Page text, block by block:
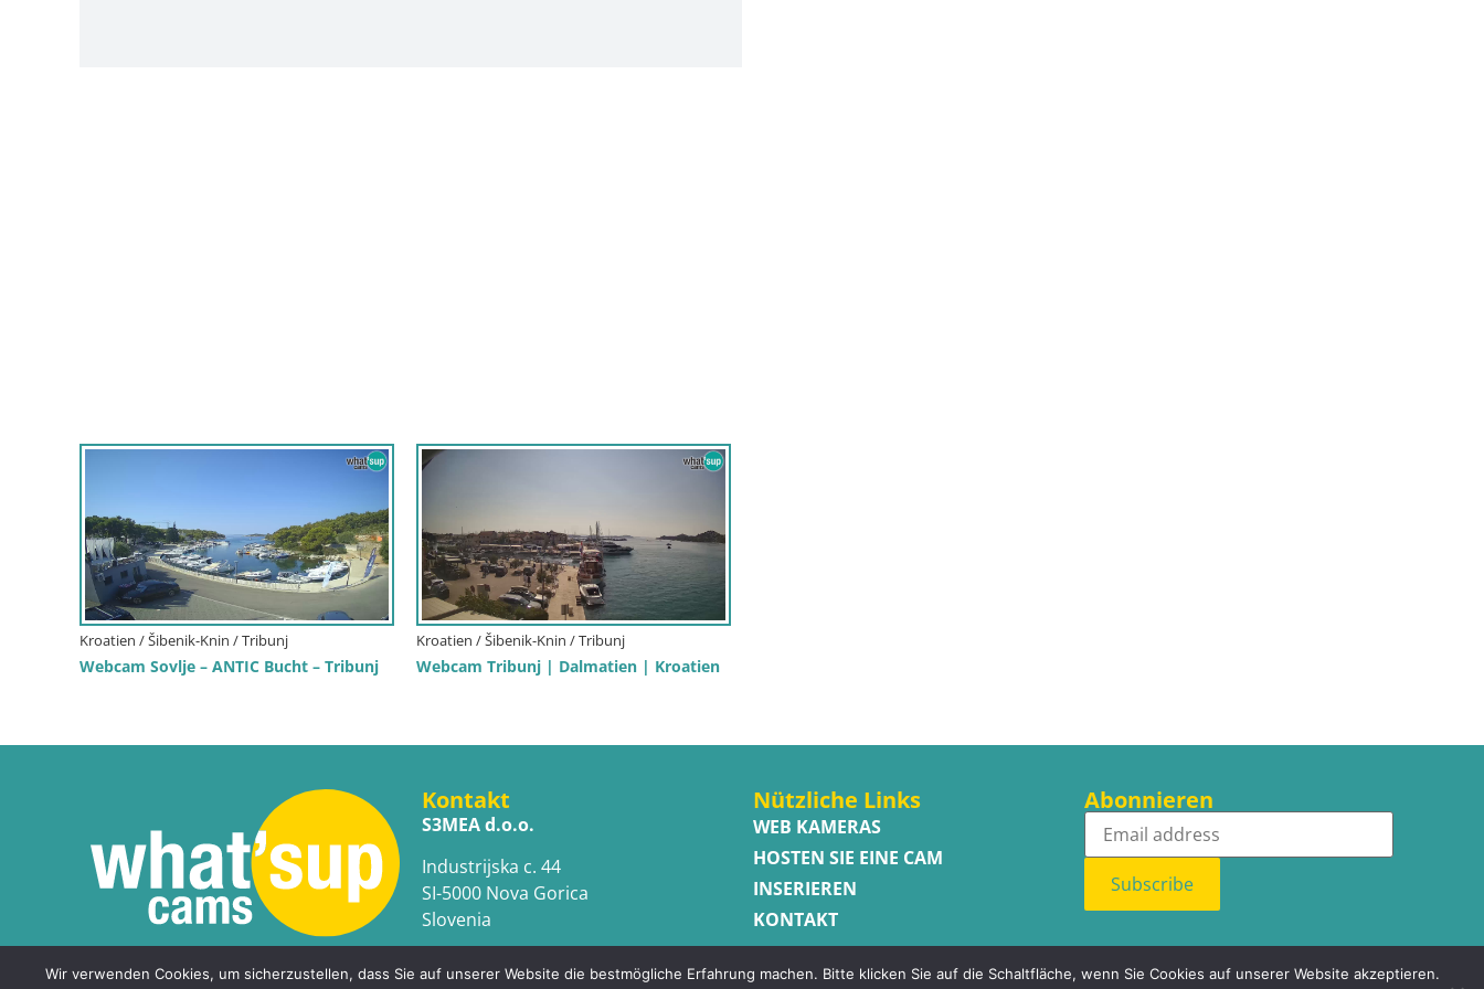
Kroatien / Šibenik-Knin / Tribunj
Webcam Sovlje – ANTIC Bucht – Tribunj
Kroatien / Šibenik-Knin / Tribunj
Webcam Tribunj | Dalmatien | Kroatien
Kontakt
S3MEA d.o.o.
Industrijska c. 44
SI-5000 Nova Gorica
Slovenia
Nützliche Links
WEB KAMERAS
HOSTEN SIE EINE CAM
INSERIEREN
KONTAKT
Abonnieren
Subscribe
Wir verwenden Cookies, um sicherzustellen, dass Sie auf unserer Website die bestmögliche Erfahrung machen. Bitte klicken Sie auf die Schaltfläche, wenn Sie Cookies auf unserer Website akzeptieren.